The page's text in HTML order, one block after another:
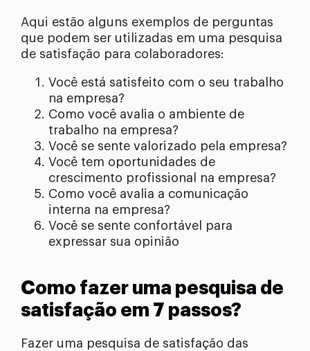
Aqui estão alguns exemplos de perguntas
que podem ser utilizadas em uma pesquisa
de satisfação para colaboradores:
Você está satisfeito com o seu trabalho
na empresa?
Como você avalia o ambiente de
trabalho na empresa?
Você se sente valorizado pela empresa?
Você tem oportunidades de
crescimento profissional na empresa?
Como você avalia a comunicação
interna na empresa?
Você se sente confortável para
expressar sua opinião
Como fazer uma pesquisa de
satisfação em 7 passos?
Fazer uma pesquisa de satisfação das